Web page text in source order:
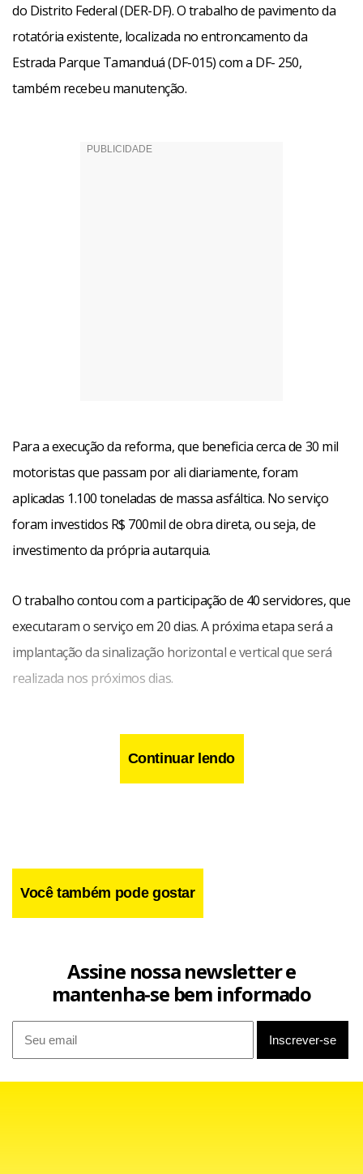
do Distrito Federal (DER-DF). O trabalho de pavimento da
rotatória existente, localizada no entroncamento da
Estrada Parque Tamanduá (DF-015) com a DF- 250,
também recebeu manutenção.
Para a execução da reforma, que beneficia cerca de 30 mil
motoristas que passam por ali diariamente, foram
aplicadas 1.100 toneladas de massa asfáltica. No serviço
foram investidos R$ 700mil de obra direta, ou seja, de
investimento da própria autarquia.
O trabalho contou com a participação de 40 servidores, que
executaram o serviço em 20 dias. A próxima etapa será a
implantação da sinalização horizontal e vertical que será
realizada nos próximos dias.
“A renovação do asfalto deixa todos nós, motoristas, mais
seguros. Esse balão é muito importante para todos que
Continuar lendo
Você também pode gostar
Assine nossa newsletter e
mantenha-se bem informado